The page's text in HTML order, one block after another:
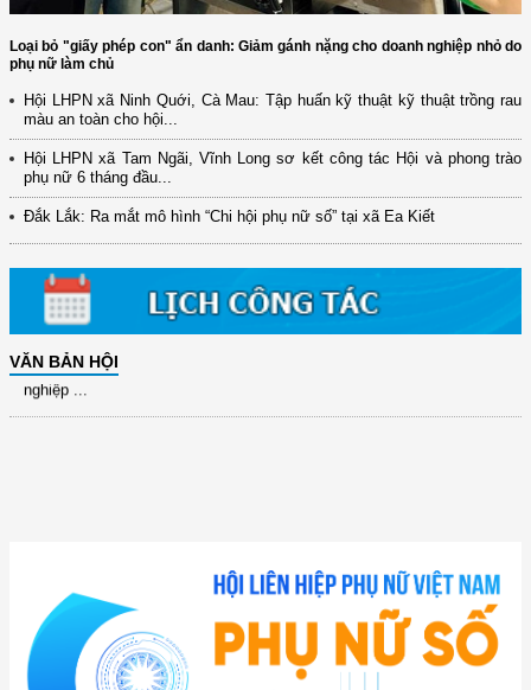
Loại bỏ "giấy phép con" ẩn danh: Giảm gánh nặng cho doanh nghiệp nhỏ do
phụ nữ làm chủ
Hội LHPN xã Ninh Quới, Cà Mau: Tập huấn kỹ thuật kỹ thuật trồng rau
màu an toàn cho hội...
Hội LHPN xã Tam Ngãi, Vĩnh Long sơ kết công tác Hội và phong trào
phụ nữ 6 tháng đầu...
Đắk Lắk: Ra mắt mô hình “Chi hội phụ nữ số” tại xã Ea Kiết
VĂN BẢN HỘI
(12/TB-HĐKH) V/v đăng ký, đề xuất nhiệm vụ Khoa học, công nghệ và
đổi mới ...
(898/KH/ĐCT) Kế hoạch thực hiện Quyết định số 2415/QĐ-TTg ngày
31/10/2025 ...
(417/QĐ-BNNMT) Quyết định phê duyệt Chương trình mục tiêu quốc gia
(891/KH-ĐCT) Kế hoạch thực hiện Nghị quyết số 72-NQ/TW ngày
9/9/2025 của Bộ ...
(2415/QĐ-TTg) Quyết định về việc phê duyệt Đề án Hỗ trợ Phụ nữ khởi
nghiệp ...